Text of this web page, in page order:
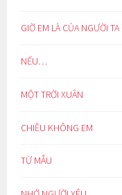
GIỜ EM LÀ CỦA NGƯỜI TA
NẾU…
MỘT TRỜI XUÂN
CHIỀU KHÔNG EM
TỪ MẪU